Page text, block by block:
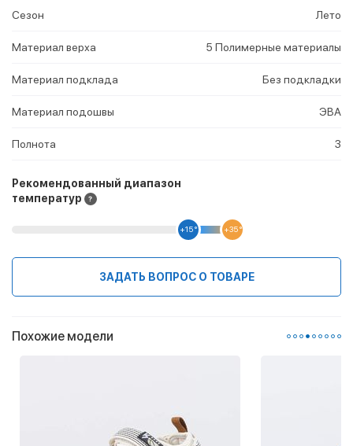
Сезон Лето
Материал верха 5 Полимерные материалы
Материал подклада Без подкладки
Материал подошвы ЭВА
Полнота 3
Рекомендованный диапазон
температур
+15 ° +35 °
ЗАДАТЬ ВОПРОС О ТОВАРЕ
Похожие модели